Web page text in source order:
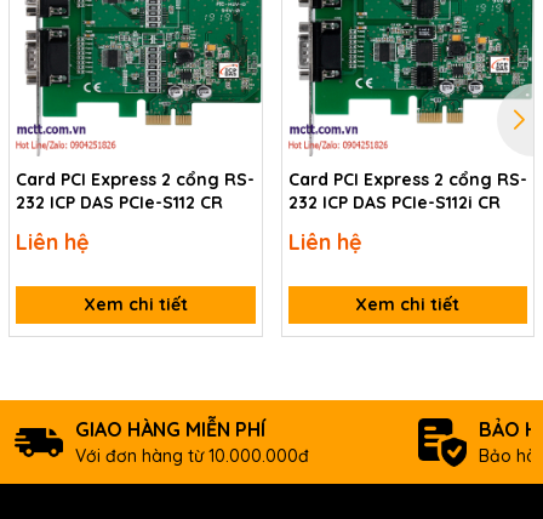
Card PCI Express 2 cổng RS-
232 ICP DAS PCIe-S112 CR
Liên hệ
Xem chi tiết
Card PCI Express 2 cổng RS-
232 ICP DAS PCIe-S112i CR
Liên hệ
Xem chi tiết
GIAO HÀNG MIỄN PHÍ
Với đơn hàng từ 10.000.000đ
BẢO
Bảo